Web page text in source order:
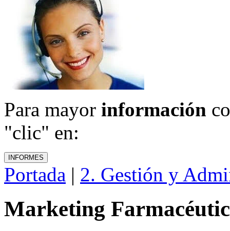
Para mayor información
"clic" en:
Portada | 2. Gestión y
Marketing